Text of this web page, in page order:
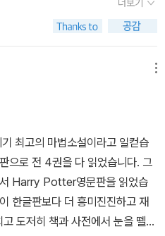
에게 마법을 걸어 마지의 몸이 훨
떠다녀 내려오지 못하게 한다.
래대로 해놓고 기억력 제거 마법
놔두고 짐을 싸서 두들리네 집을 나
타는 구조버스에 타게 된다 그곳은
해리는 거기서 본명을 밝히지 않
관에게 해리라는 걸 들키게 된다
러온 론과 헤르미온느도 만난다
열차를 타고 호그와트로 돌아간
미드에 가지 못한다 학교는 시리
리핀도르 기숙사에 뚱보여인 초상
리우스 블랙이 온걸 알게된다 온
더보기
최고의 마법소설이라고 일컫습
으로 전 4권을 다 읽었습니다. 그
Harry Potter영문판을 읽었습
한글판보다 더 흥미진진하고 재
도저히 책과 사전에서 눈을 뗄